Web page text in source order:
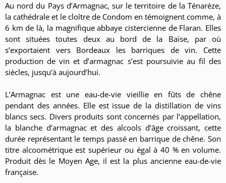
Au nord du Pays d’Armagnac, sur le territoire de la Ténarèze,
la cathédrale et le cloître de Condom en témoignent comme, à
6 km de là, la magnifique abbaye cistercienne de Flaran. Elles
sont situées toutes deux au bord de la Baïse, par où
s’exportaient vers Bordeaux les barriques de vin. Cette
production de vin et d’armagnac s’est poursuivie au fil des
siècles, jusqu’à aujourd’hui.
L’Armagnac est une eau-de-vie vieillie en fûts de chêne
pendant des années. Elle est issue de la distillation de vins
blancs secs. Divers produits sont concernés par l’appellation,
la blanche d’armagnac et des alcools d’âge croissant, cette
durée représentant le temps passé en barrique de chêne. Son
titre alcoométrique est supérieur ou égal à 40 % en volume.
Produit dès le Moyen Age, il est la plus ancienne eau-de-vie
française.